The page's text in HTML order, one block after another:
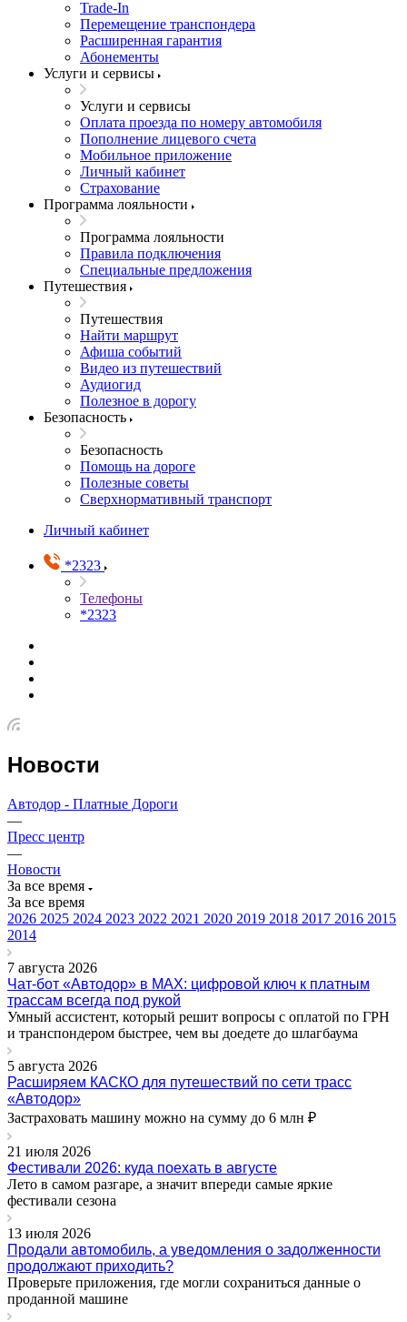
Trade-In
Перемещение транспондера
Расширенная гарантия
Абонементы
Услуги и сервисы
Услуги и сервисы
Оплата проезда по номеру автомобиля
Пополнение лицевого счета
Мобильное приложение
Личный кабинет
Страхование
Программа лояльности
Программа лояльности
Правила подключения
Специальные предложения
Путешествия
Путешествия
Найти маршрут
Афиша событий
Видео из путешествий
Аудиогид
Полезное в дорогу
Безопасность
Безопасность
Помощь на дороге
Полезные советы
Сверхнормативный транспорт
Личный кабинет
*2323
Телефоны
*2323
Новости
Автодор - Платные Дороги
—
Пресс центр
—
Новости
За все время
За все время
2026 2025 2024 2023 2022 2021 2020 2019 2018 2017 2016 2015
2014
7 августа 2026
Чат-бот «Автодор» в MAX: цифровой ключ к платным
трассам всегда под рукой
Умный ассистент, который решит вопросы с оплатой по ГРН
и транспондером быстрее, чем вы доедете до шлагбаума
5 августа 2026
Расширяем КАСКО для путешествий по сети трасс
«Автодор»
Застраховать машину можно на сумму до 6 млн ₽
21 июля 2026
Фестивали 2026: куда поехать в августе
Лето в самом разгаре, а значит впереди самые яркие
фестивали сезона
13 июля 2026
Продали автомобиль, а уведомления о задолженности
продолжают приходить?
Проверьте приложения, где могли сохраниться данные о
проданной машине